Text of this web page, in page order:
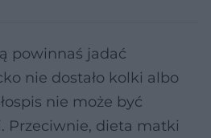
powinnaś jadać
nie dostało kolki albo
nie może być
Przeciwnie, dieta matki